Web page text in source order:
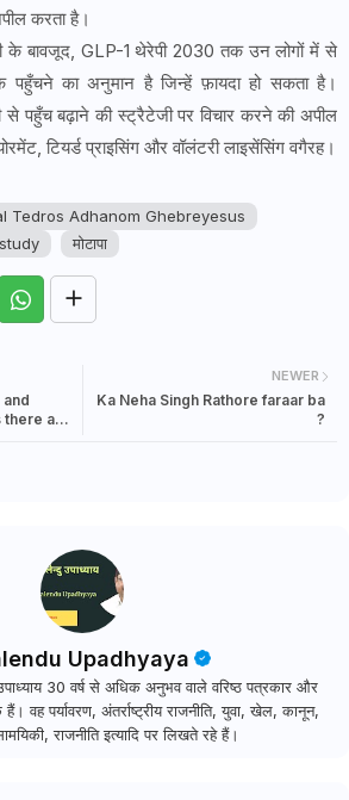
करता है।
के बावजूद, GLP-1 थेरेपी 2030 तक उन लोगों में से
का अनुमान है जिन्हें फ़ायदा हो सकता है।
से पहुँच बढ़ाने की स्ट्रैटेजी पर विचार करने की अपील
टियर्ड प्राइसिंग और वॉलंटरी लाइसेंसिंग वगैरह।
Tedros Adhanom Ghebreyesus
मोटापा
NEWER
Ka Neha Singh Rathore faraar ba
?
there a
Upadhyaya
30 वर्ष से अधिक अनुभव वाले वरिष्ठ पत्रकार और
वह पर्यावरण, अंतर्राष्ट्रीय राजनीति, युवा, खेल, कानून,
राजनीति इत्यादि पर लिखते रहे हैं।